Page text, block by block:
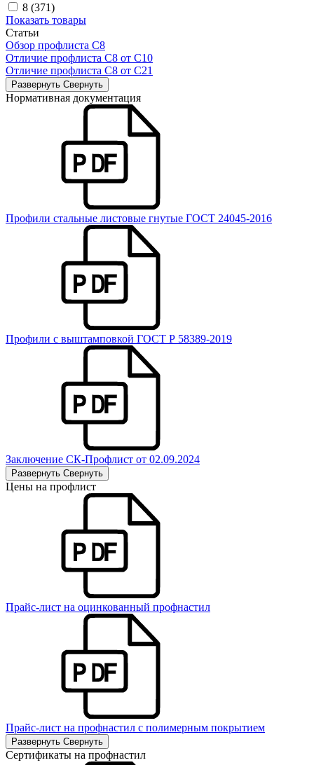
8 (371)
Показать товары
Статьи
Обзор профлиста С8
Отличие профлиста С8 от С10
Отличие профлиста С8 от С21
Развернуть Свернуть
Нормативная документация
Профили стальные листовые гнутые ГОСТ 24045-2016
Профили с выштамповкой ГОСТ Р 58389-2019
Заключение СК-Профлист от 02.09.2024
Развернуть Свернуть
Цены на профлист
Прайс-лист на оцинкованный профнастил
Прайс-лист на профнастил с полимерным покрытием
Развернуть Свернуть
Сертификаты на профнастил